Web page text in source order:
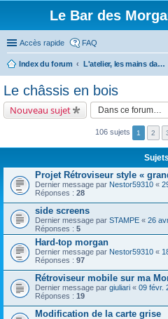
Le Bar des
Accès rapide FAQ
Index du forum L'atelier, les mains dans le cambouis.
Le châssis en bois
Nouveau sujet
106 sujets 1 2
Sujets
Projet Rétroviseur style «
Dernier message par Nestor59310 «
Réponses : 28
side screens
Dernier message par STAMPE « 26
Réponses : 5
Hard-top morgan
Dernier message par Nestor59310 «
Réponses : 97
Rétroviseur mobile sur ma
Dernier message par giuliari « 09 févr.
Réponses : 19
Modification de la carte grise